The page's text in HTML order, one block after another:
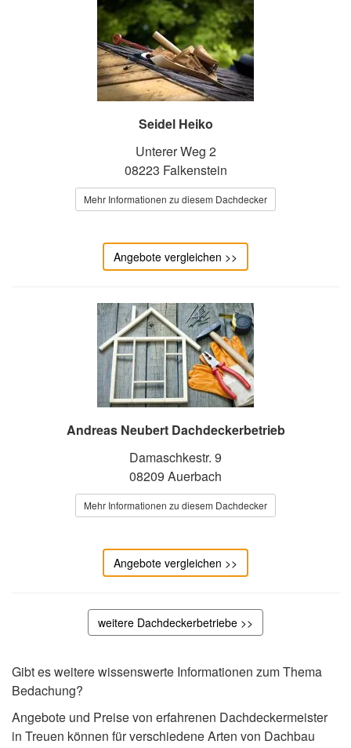
Seidel Heiko
Unterer Weg 2
08223 Falkenstein
Mehr Informationen zu diesem Dachdecker
Angebote vergleichen >>
Andreas Neubert Dachdeckerbetrieb
Damaschkestr. 9
08209 Auerbach
Mehr Informationen zu diesem Dachdecker
Angebote vergleichen >>
weitere Dachdeckerbetriebe >>
Gibt es weitere wissenswerte Informationen zum Thema
Bedachung?
Angebote und Preise von erfahrenen Dachdeckermeister
in Treuen können für verschiedene Arten von Dachbau